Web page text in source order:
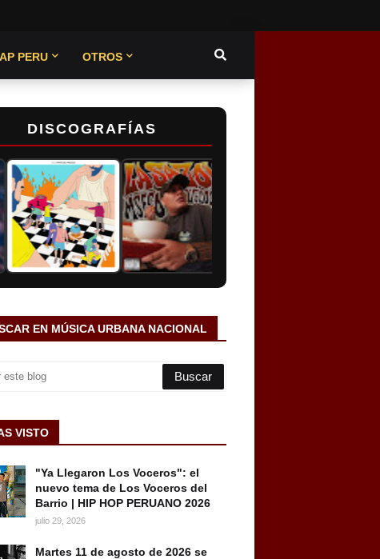
PERU OTROS
DISCOGRAFÍAS
EN MÚSICA URBANA NACIONAL
VISTO
"Ya Llegaron Los Voceros": el
nuevo tema de Los Voceros del
Barrio | HIP HOP PERUANO 2026
julio 29, 2026
Martes 11 de agosto de 2026 se